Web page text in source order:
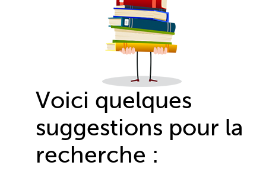
Voici quelques
suggestions pour la
recherche :